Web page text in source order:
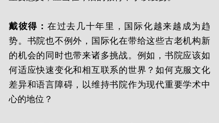
戴彼得： 在过去几十年里，国际化越来越成为趋
势。书院也不例外，国际化在带给这些古老机构新
的机会的同时也带来诸多挑战。例如，书院应该如
何适应快速变化和相互联系的世界？如何克服文化
差异和语言障碍，以维持书院作为现代重要学术中
心的地位？